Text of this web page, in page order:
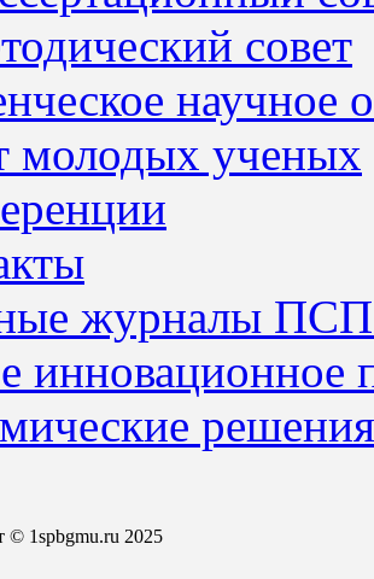
совет
научное
молодых ученых
журналы
инновационное
1spbgmu.ru 2025